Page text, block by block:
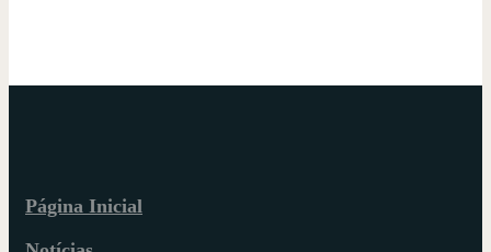
Página Inicial